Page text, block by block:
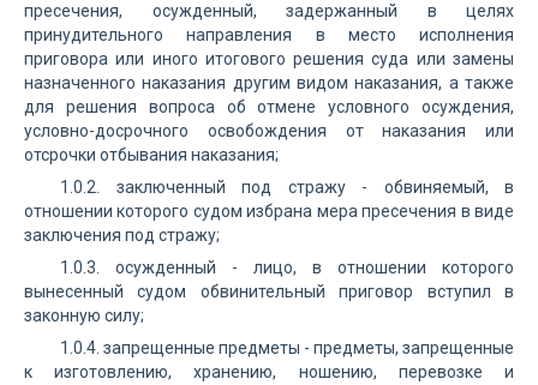
пресечения, осужденный, задержанный в целях
принудительного направления в место исполнения
приговора или иного итогового решения суда или замены
назначенного наказания другим видом наказания, а также
для решения вопроса об отмене условного осуждения,
условно-досрочного освобождения от наказания или
отсрочки отбывания наказания;
1.0.2. заключенный под стражу - обвиняемый, в
отношении которого судом избрана мера пресечения в виде
заключения под стражу;
1.0.3. осужденный - лицо, в отношении которого
вынесенный судом обвинительный приговор вступил в
законную силу;
1.0.4. запрещенные предметы - предметы, запрещенные
к изготовлению, хранению, ношению, перевозке и